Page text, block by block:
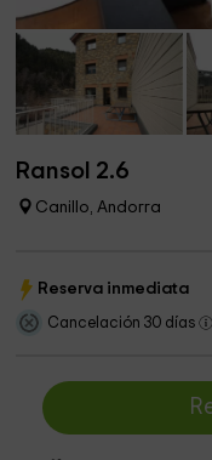
Ransol 2.6
Canillo, Andorra
Reserva inmediata
Cancelación 30 días